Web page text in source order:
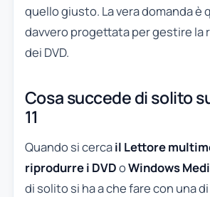
quello giusto. La vera domanda è
davvero progettata per gestire la
dei DVD.
Cosa succede di solito
11
Quando si cercail Lettore
riprodurre i DVDoWindows
di solito si ha a che fare con una